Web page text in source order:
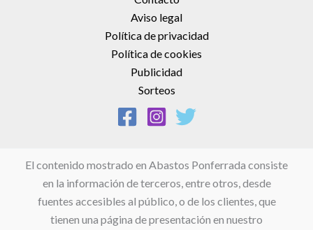
Aviso legal
Política de privacidad
Política de cookies
Publicidad
Sorteos
El contenido mostrado en Abastos Ponferrada consiste
en la información de terceros, entre otros, desde
fuentes accesibles al público, o de los clientes, que
tienen una página de presentación en nuestro